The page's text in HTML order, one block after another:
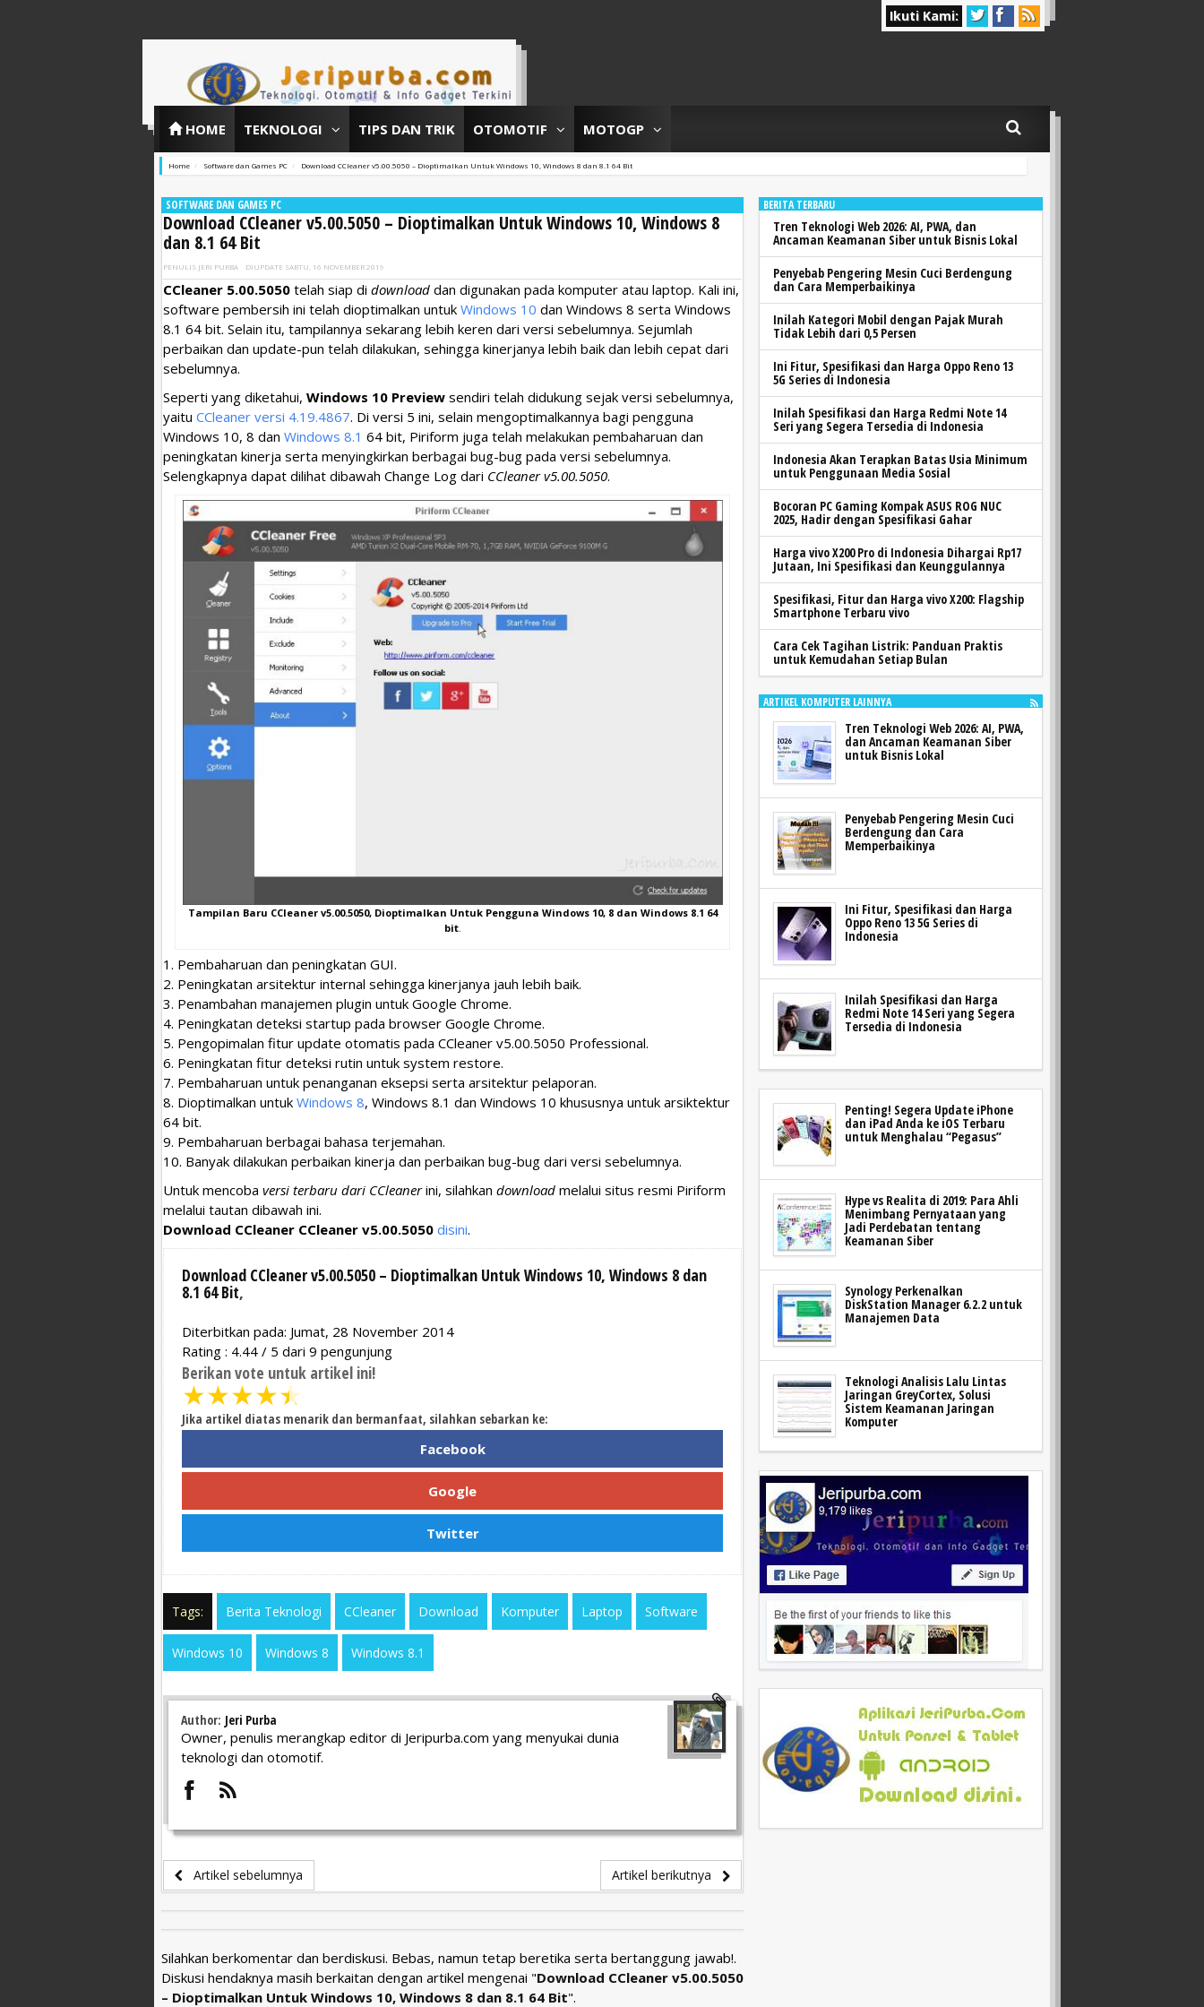
Ikuti Kami:
HOME TEKNOLOGI TIPS DAN TRIK OTOMOTIF MOTOGP
Home Software dan Games PC Download CCleaner v5.00.5050 – Dioptimalkan Untuk Windows 10, Windows 8 dan 8.1 64 Bit
SOFTWARE DAN GAMES PC
Download CCleaner v5.00.5050 – Dioptimalkan Untuk Windows 10, Windows 8
dan 8.1 64 Bit
PENULIS JERI PURBA DIUPDATE SABTU, 16 NOVEMBER 2019
CCleaner 5.00.5050 telah siap di download dan digunakan pada komputer atau laptop. Kali ini,
software pembersih ini telah dioptimalkan untuk Windows 10 dan Windows 8 serta Windows
8.1 64 bit. Selain itu, tampilannya sekarang lebih keren dari versi sebelumnya. Sejumlah
perbaikan dan update-pun telah dilakukan, sehingga kinerjanya lebih baik dan lebih cepat dari
sebelumnya.
Seperti yang diketahui, Windows 10 Preview sendiri telah didukung sejak versi sebelumnya,
yaitu CCleaner versi 4.19.4867. Di versi 5 ini, selain mengoptimalkannya bagi pengguna
Windows 10, 8 dan Windows 8.1 64 bit, Piriform juga telah melakukan pembaharuan dan
peningkatan kinerja serta menyingkirkan berbagai bug-bug pada versi sebelumnya.
Selengkapnya dapat dilihat dibawah Change Log dari CCleaner v5.00.5050.
Tampilan Baru CCleaner v5.00.5050, Dioptimalkan Untuk Pengguna Windows 10, 8 dan Windows 8.1 64
bit.
1. Pembaharuan dan peningkatan GUI.
2. Peningkatan arsitektur internal sehingga kinerjanya jauh lebih baik.
3. Penambahan manajemen plugin untuk Google Chrome.
4. Peningkatan deteksi startup pada browser Google Chrome.
5. Pengopimalan fitur update otomatis pada CCleaner v5.00.5050 Professional.
6. Peningkatan fitur deteksi rutin untuk system restore.
7. Pembaharuan untuk penanganan eksepsi serta arsitektur pelaporan.
8. Dioptimalkan untuk Windows 8, Windows 8.1 dan Windows 10 khususnya untuk arsiktektur
64 bit.
9. Pembaharuan berbagai bahasa terjemahan.
10. Banyak dilakukan perbaikan kinerja dan perbaikan bug-bug dari versi sebelumnya.
Untuk mencoba versi terbaru dari CCleanerini, silahkan download melalui situs resmi Piriform
melalui tautan dibawah ini.
Download CCleaner CCleaner v5.00.5050 disini.
Download CCleaner v5.00.5050 – Dioptimalkan Untuk Windows 10, Windows 8 dan
8.1 64 Bit,
Diterbitkan pada: Jumat, 28 November 2014
Rating : 4.44 / 5 dari 9 pengunjung
Berikan vote untuk artikel ini!
★★★★★
Jika artikel diatas menarik dan bermanfaat, silahkan sebarkan ke:
Facebook
Google
Twitter
Tags: Berita Teknologi CCleaner Download Komputer Laptop Software
Windows 10 Windows 8 Windows 8.1
Author: Jeri Purba
Owner, penulis merangkap editor di Jeripurba.com yang menyukai dunia
teknologi dan otomotif.
Artikel sebelumnya Artikel berikutnya
Silahkan berkomentar dan berdiskusi. Bebas, namun tetap beretika serta bertanggung jawab!.
Diskusi hendaknya masih berkaitan dengan artikel mengenai "Download CCleaner v5.00.5050
– Dioptimalkan Untuk Windows 10, Windows 8 dan 8.1 64 Bit".
BERITA TERBARU
Tren Teknologi Web 2026: AI, PWA, dan
Ancaman Keamanan Siber untuk Bisnis Lokal
Penyebab Pengering Mesin Cuci Berdengung
dan Cara Memperbaikinya
Inilah Kategori Mobil dengan Pajak Murah
Tidak Lebih dari 0,5 Persen
Ini Fitur, Spesifikasi dan Harga Oppo Reno 13
5G Series di Indonesia
Inilah Spesifikasi dan Harga Redmi Note 14
Seri yang Segera Tersedia di Indonesia
Indonesia Akan Terapkan Batas Usia Minimum
untuk Penggunaan Media Sosial
Bocoran PC Gaming Kompak ASUS ROG NUC
2025, Hadir dengan Spesifikasi Gahar
Harga vivo X200 Pro di Indonesia Dihargai Rp17
Jutaan, Ini Spesifikasi dan Keunggulannya
Spesifikasi, Fitur dan Harga vivo X200: Flagship
Smartphone Terbaru vivo
Cara Cek Tagihan Listrik: Panduan Praktis
untuk Kemudahan Setiap Bulan
ARTIKEL KOMPUTER LAINNYA
Tren Teknologi Web 2026: AI, PWA,
dan Ancaman Keamanan Siber
untuk Bisnis Lokal
Penyebab Pengering Mesin Cuci
Berdengung dan Cara
Memperbaikinya
Ini Fitur, Spesifikasi dan Harga
Oppo Reno 13 5G Series di
Indonesia
Inilah Spesifikasi dan Harga
Redmi Note 14 Seri yang Segera
Tersedia di Indonesia
Penting! Segera Update iPhone
dan iPad Anda ke iOS Terbaru
untuk Menghalau “Pegasus”
Hype vs Realita di 2019: Para Ahli
Menimbang Pernyataan yang
Jadi Perdebatan tentang
Keamanan Siber
Synology Perkenalkan
DiskStation Manager 6.2.2 untuk
Manajemen Data
Teknologi Analisis Lalu Lintas
Jaringan GreyCortex, Solusi
Sistem Keamanan Jaringan
Komputer